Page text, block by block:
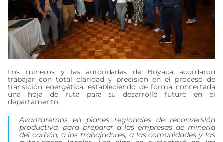
Los mineros y las autoridades de Boyacá acordaron
trabajar con total claridad y precisión en el proceso de
transición energética, estableciendo de forma concertada
una hoja de ruta para su desarrollo futuro en el
departamento.
Avanzaremos en planes regionales de reconversión
productiva, para preparar a las empresas de minería
del carbón, a los trabajadores, a las comunidades y las